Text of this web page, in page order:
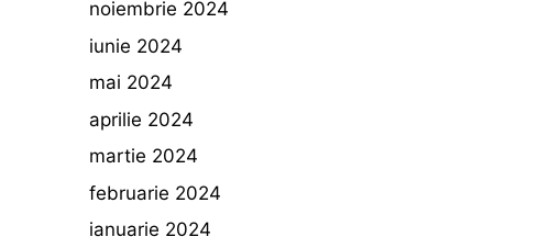
noiembrie 2024
iunie 2024
mai 2024
aprilie 2024
martie 2024
februarie 2024
ianuarie 2024